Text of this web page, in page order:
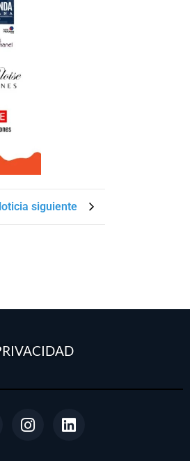
siguiente